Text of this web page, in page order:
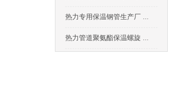
热力专用保温钢管生产厂 ...
热力管道聚氨酯保温螺旋 ...